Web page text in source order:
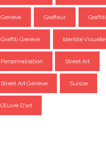
Genève Graffeur Graffiti
Graffiti Genève Identité Visuelle
Personnalisation Street Art
Street Art Genève Suisse
Œuvre D'art